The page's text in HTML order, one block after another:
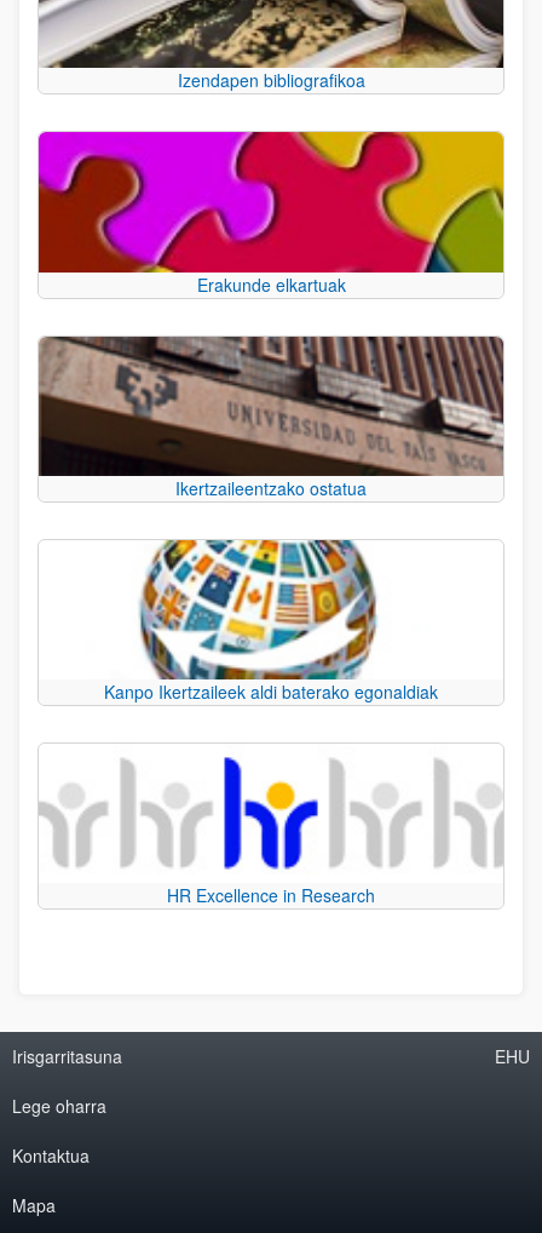
Izendapen bibliografikoa
Erakunde elkartuak
Ikertzaileentzako ostatua
Kanpo Ikertzaileek aldi baterako egonaldiak
HR Excellence in Research
Irisgarritasuna
Lege oharra
Kontaktua
Mapa
EHU